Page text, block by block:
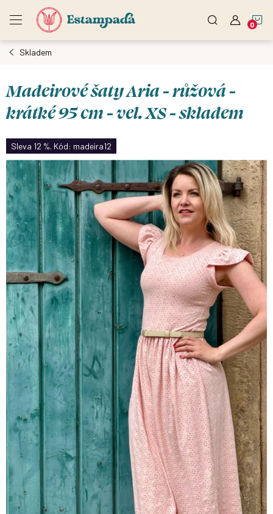
Skladem
Madeirové šaty Aria - růžová -
krátké 95 cm - vel. XS - skladem
Sleva 12 %. Kód: madeira12